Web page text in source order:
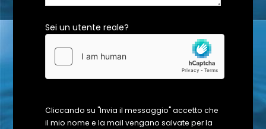
Sei un utente reale?
Cliccando su "Invia il messaggio" accetto che
il mio nome e la mail vengano salvate per la